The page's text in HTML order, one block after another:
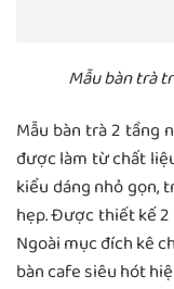
Mẫu bàn trà
Mẫu bàn trà 2 tầng
được làm từ chất
kiểu dáng nhỏ gọn,
hẹp. Được thiết kế
Ngoài mục đích kê
bàn cafe siêu hót